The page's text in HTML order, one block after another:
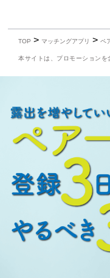
TOP >マッチングアプリ >ペ
本サイトは、プロモーションを